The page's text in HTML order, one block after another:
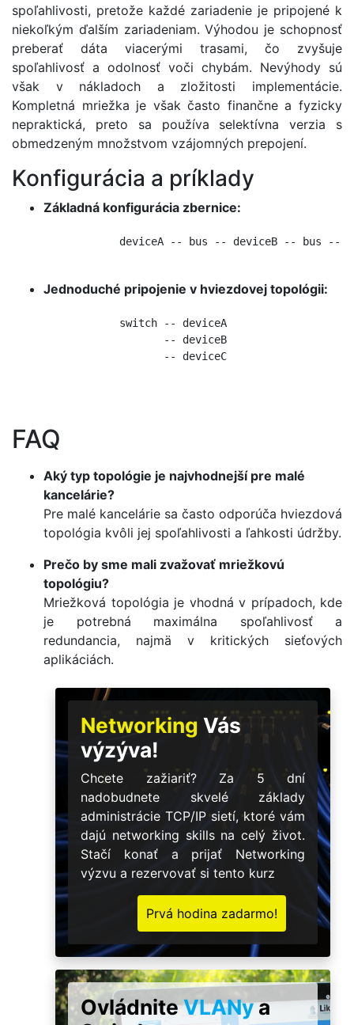
spoľahlivosti, pretože každé zariadenie je pripojené k
niekoľkým ďalším zariadeniam. Výhodou je schopnosť
preberať dáta viacerými trasami, čo zvyšuje
spoľahlivosť a odolnosť voči chybám. Nevýhody sú
však v nákladoch a zložitosti implementácie.
Kompletná mriežka je však často finančne a fyzicky
nepraktická, preto sa používa selektívna verzia s
obmedzeným množstvom vzájomných prepojení.
Konfigurácia a príklady
Základná konfigurácia zbernice:
deviceA -- bus -- deviceB -- bus --
Jednoduché pripojenie v hviezdovej topológii:
            switch -- deviceA
                   -- deviceB
                   -- deviceC
FAQ
Aký typ topológie je najvhodnejší pre malé
kancelárie?
Pre malé kancelárie sa často odporúča hviezdová
topológia kvôli jej spoľahlivosti a ľahkosti údržby.
Prečo by sme mali zvažovať mriežkovú
topológiu?
Mriežková topológia je vhodná v prípadoch, kde
je potrebná maximálna spoľahlivosť a
redundancia, najmä v kritických sieťových
aplikáciách.
Networking Vás
výzýva!
Chcete zažiariť? Za 5 dní
nadobudnete skvelé základy
administrácie TCP/IP sietí, ktoré vám
dajú networking skills na celý život.
Stačí konať a prijať Networking
výzvu a rezervovať si tento kurz
Prvá hodina zadarmo!
OvládniteVLANya